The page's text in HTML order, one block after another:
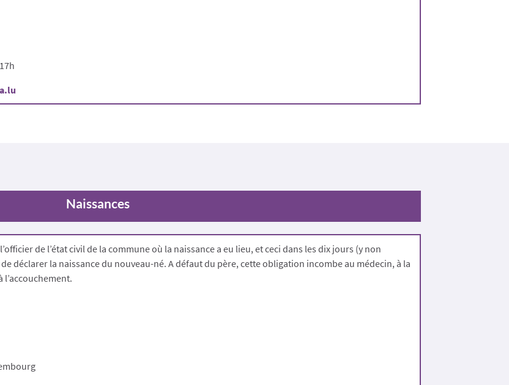
Naissances
de l’état civil de la commune où la naissance a eu lieu, et ceci dans les dix jours (y non
déclarer la naissance du nouveau-né. A défaut du père, cette obligation incombe au médecin, à la